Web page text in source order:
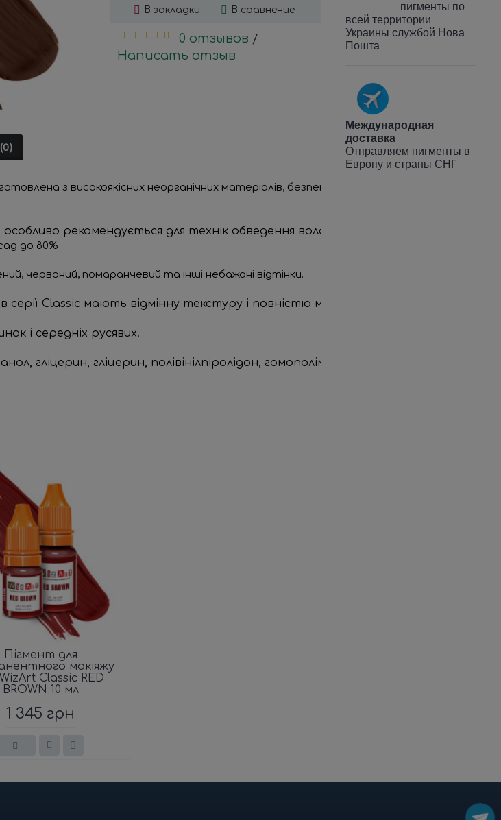
пигменты по
всей территории
Украины службой Нова
Пошта
Международная
доставка
Отправляем пигменты в
Европу и страны СНГ
В закладки В сравнение
0 отзывов /
Написать отзыв
з високоякісних неорганічних матеріалів, безпека яких підтверджена
рекомендується для технік обведення волосся
до 80%
червоний, помаранчевий та інші небажані відтінки.
серії Classic мають відмінну текстуру і повністю мінеральний склад,
і середніх русявих.
гліцерин, гліцерин, полівінілпіролідон, гомополімер 1-етил-2-піролідинону,
Пігмент для
макіяжу
Classic RED
BROWN 10 мл
1 345 грн